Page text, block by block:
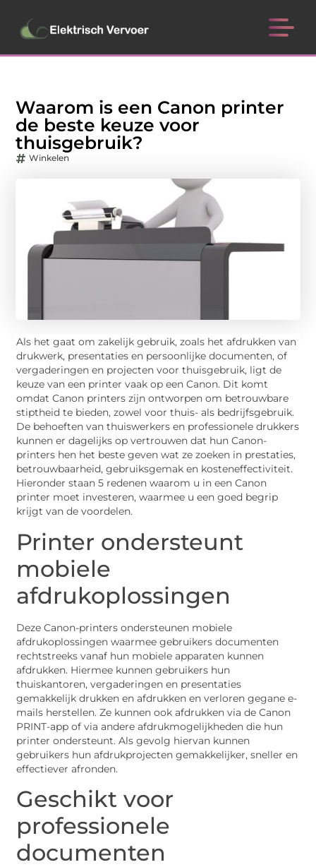
Waarom is een Canon printer
de beste keuze voor
thuisgebruik?
Winkelen
Als het gaat om zakelijk gebruik, zoals het afdrukken van
drukwerk, presentaties en persoonlijke documenten, of
vergaderingen en projecten voor thuisgebruik, ligt de
keuze van een printer vaak op een Canon. Dit komt
omdat Canon printers zijn ontworpen om betrouwbare
stiptheid te bieden, zowel voor thuis- als bedrijfsgebruik.
De behoeften van thuiswerkers en professionele drukkers
kunnen er dagelijks op vertrouwen dat hun Canon-
printers hen het beste geven wat ze zoeken in prestaties,
betrouwbaarheid, gebruiksgemak en kosteneffectiviteit.
Hieronder staan ​​5 redenen waarom u in een Canon
printer moet investeren, waarmee u een goed begrip
krijgt van de voordelen.
Printer ondersteunt
mobiele
afdrukoplossingen
Deze Canon-printers ondersteunen mobiele
afdrukoplossingen waarmee gebruikers documenten
rechtstreeks vanaf hun mobiele apparaten kunnen
afdrukken. Hiermee kunnen gebruikers hun
thuiskantoren, vergaderingen en presentaties
gemakkelijk drukken en afdrukken en verloren gegane e-
mails herstellen. Ze kunnen ook afdrukken via de Canon
PRINT-app of via andere afdrukmogelijkheden die hun
printer ondersteunt. Als gevolg hiervan kunnen
gebruikers hun afdrukprojecten gemakkelijker, sneller en
effectiever afronden.
Geschikt voor
professionele
documenten